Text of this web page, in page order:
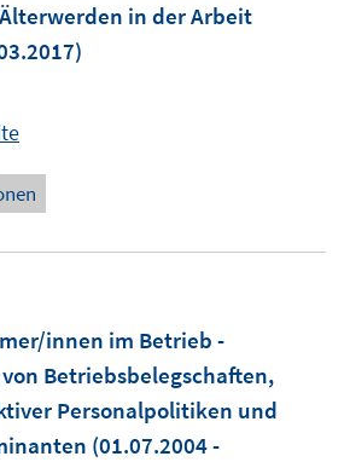
in der Arbeit
innen im Betrieb -
Betriebsbelegschaften,
Personalpolitiken und
(01.07.2004 -